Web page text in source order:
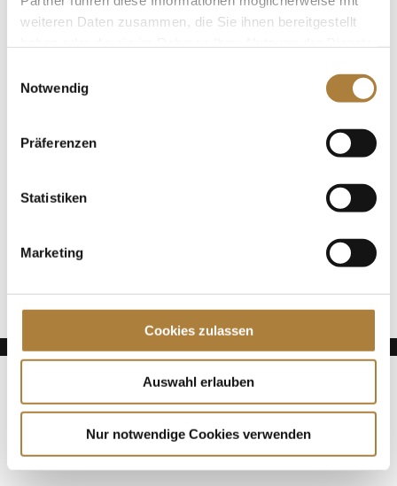
weiteren Daten zusammen, die Sie ihnen bereitgestellt
Notwendig
Präferenzen
Statistiken
Marketing
Cookies zulassen
Auswahl erlauben
Nur notwendige Cookies verwenden
Friedhelm Runge – EMKA
Spenden
Weltmeister
eine Legende des Pferdesports